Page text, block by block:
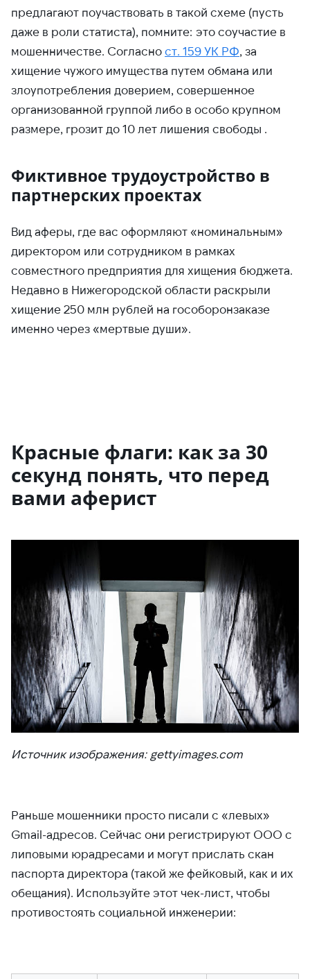
предлагают поучаствовать в такой схеме (пусть
даже в роли статиста), помните: это соучастие в
мошенничестве. Согласно ст. 159 УК РФ, за
хищение чужого имущества путем обмана или
злоупотребления доверием, совершенное
организованной группой либо в особо крупном
размере, грозит до 10 лет лишения свободы .
Фиктивное трудоустройство в
партнерских проектах
Вид аферы, где вас оформляют «номинальным»
директором или сотрудником в рамках
совместного предприятия для хищения бюджета.
Недавно в Нижегородской области раскрыли
хищение 250 млн рублей на гособоронзаказе
именно через «мертвые души».
Красные флаги: как за 30
секунд понять, что перед
вами аферист
Источник изображения: gettyimages.com
Раньше мошенники просто писали с «левых»
Gmail-адресов. Сейчас они регистрируют ООО с
липовыми юрадресами и могут прислать скан
паспорта директора (такой же фейковый, как и их
обещания). Используйте этот чек-лист, чтобы
противостоять социальной инженерии: